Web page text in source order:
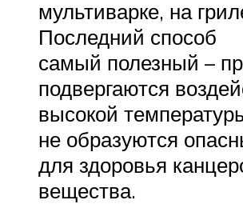
мультиварке, на
Последний способ
самый полезный –
подвергаются
высокой
не образуются
для здоровья
вещества.